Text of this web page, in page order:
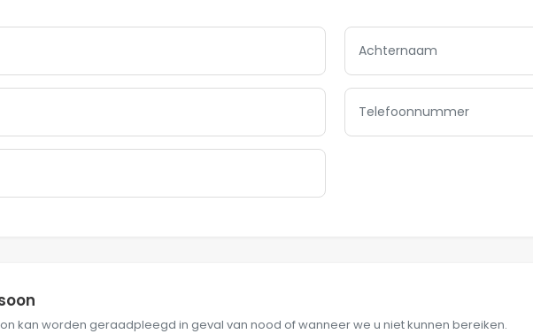
kan worden geraadpleegd in geval van nood of wanneer we u niet kunnen bereiken.